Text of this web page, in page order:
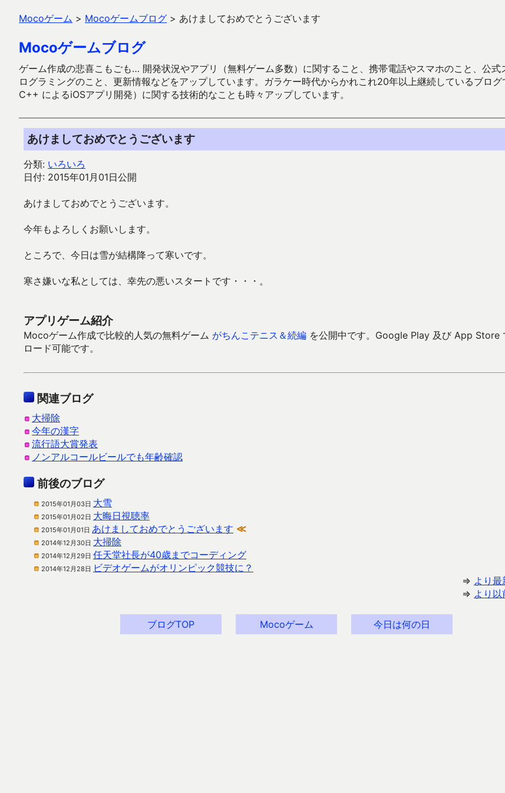
Mocoゲーム > Mocoゲームブログ > あけましておめでとうございます
Mocoゲームブログ
ゲーム作成の悲喜こもごも… 開発状況やアプリ（無料ゲーム多数）に関すること、携帯電話やスマホのこと、公
ログラミングのこと、更新情報などをアップしています。ガラケー時代からかれこれ20年以上継続しているブ
C++ によるiOSアプリ開発）に関する技術的なことも時々アップしています。
あけましておめでとうございます
分類: いろいろ
日付: 2015年01月01日公開
あけましておめでとうございます。
今年もよろしくお願いします。
ところで、今日は雪が結構降って寒いです。
寒さ嫌いな私としては、幸先の悪いスタートです・・・。
アプリゲーム紹介
Mocoゲーム作成で比較的人気の無料ゲーム がちんこテニス＆続編 を公開中です。Google Play 及び App Store
ロード可能です。
関連ブログ
大掃除
今年の漢字
流行語大賞発表
ノンアルコールビールでも年齢確認
前後のブログ
2015年01月03日 大雪
2015年01月02日 大晦日視聴率
2015年01月01日 あけましておめでとうございます ≪
2014年12月30日 大掃除
2014年12月29日 任天堂社長が40歳までコーディング
2014年12月28日 ビデオゲームがオリンピック競技に？
⇒ より
⇒ より
ブログTOP Mocoゲーム 今日は何の日